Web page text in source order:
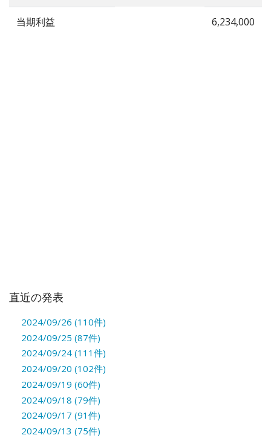
当期利益 6,234,000
直近の発表
2024/09/26 (110件)
2024/09/25 (87件)
2024/09/24 (111件)
2024/09/20 (102件)
2024/09/19 (60件)
2024/09/18 (79件)
2024/09/17 (91件)
2024/09/13 (75件)